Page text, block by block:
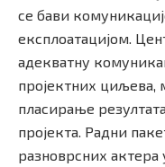
се бави
експлоатацијом.
адекватну
пројектних циљева,
пласирање
пројекта. Радни
разноврсних